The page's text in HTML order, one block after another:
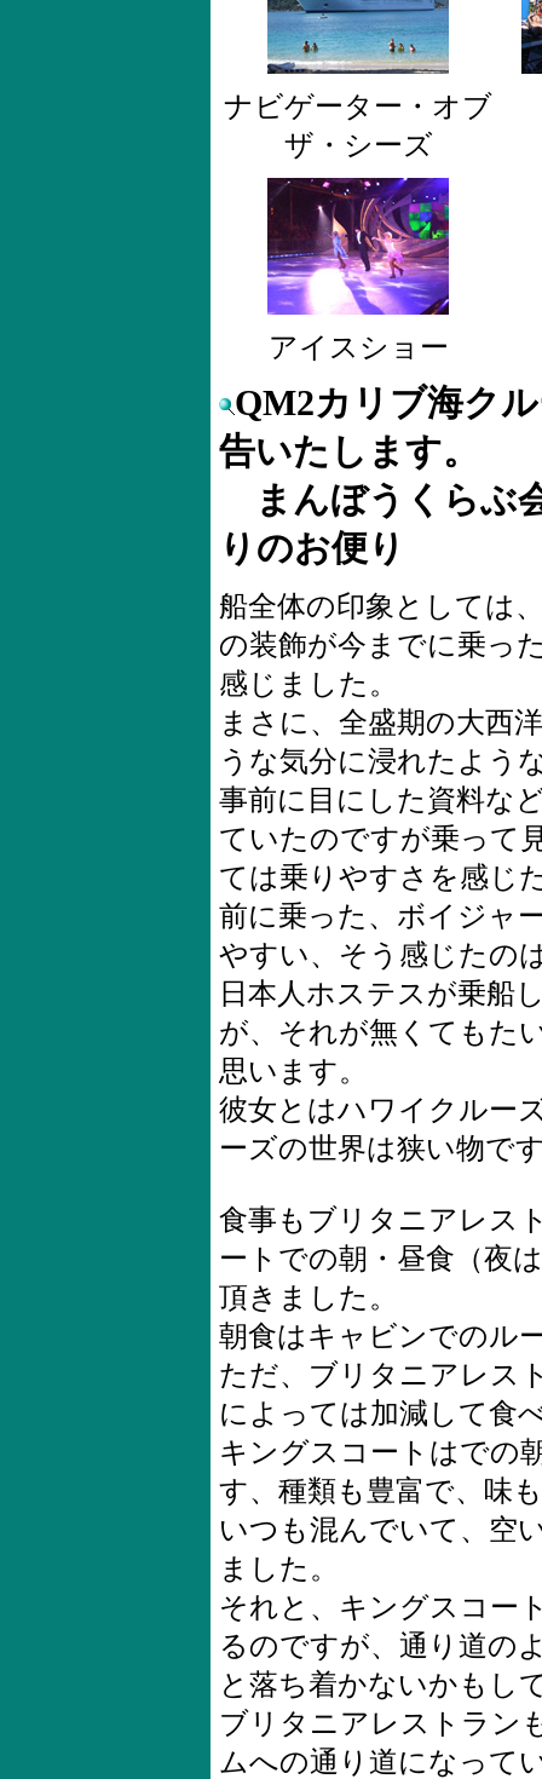
ナビゲーター・オブ
ザ・シーズ
アイスショー
QM2カリブ海ク
告いたします。
まんぼうくら
りのお便り
船全体の印象としては
の装飾が今までに乗っ
感じました。
まさに、全盛期の大西
うな気分に浸れたよう
事前に目にした資料な
ていたのですが乗って
ては乗りやすさを感じ
前に乗った、ボイジャ
やすい、そう感じたの
日本人ホステスが乗船
が、それが無くてもた
思います。
彼女とはハワイクルー
ーズの世界は狭い物で
食事もブリタニアレス
ートでの朝・昼食（夜
頂きました。
朝食はキャビンでのル
ただ、ブリタニアレス
によっては加減して食
キングスコートはでの
す、種類も豊富で、味
いつも混んでいて、空
ました。
それと、キングスコー
るのですが、通り道の
と落ち着かないかもし
ブリタニアレストラン
ムへの通り道になって